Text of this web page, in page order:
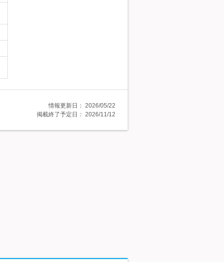
情報更新日： 2026/05/22
掲載終了予定日： 2026/11/12